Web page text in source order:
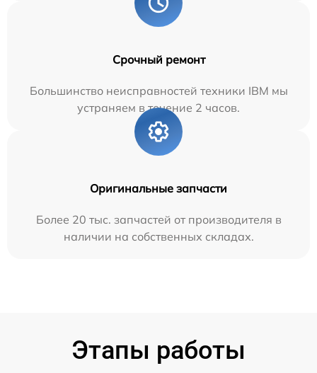
Срочный ремонт
Большинство неисправностей техники IBM мы
устраняем в течение 2 часов.
Оригинальные запчасти
Более 20 тыс. запчастей от производителя в
наличии на собственных складах.
Этапы работы